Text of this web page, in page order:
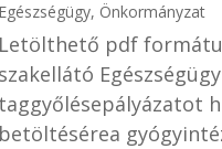
Egészségügy, Önkormányzat
Letölthető pdf
szakellátó
taggyőlésepályázatot
betöltésérea